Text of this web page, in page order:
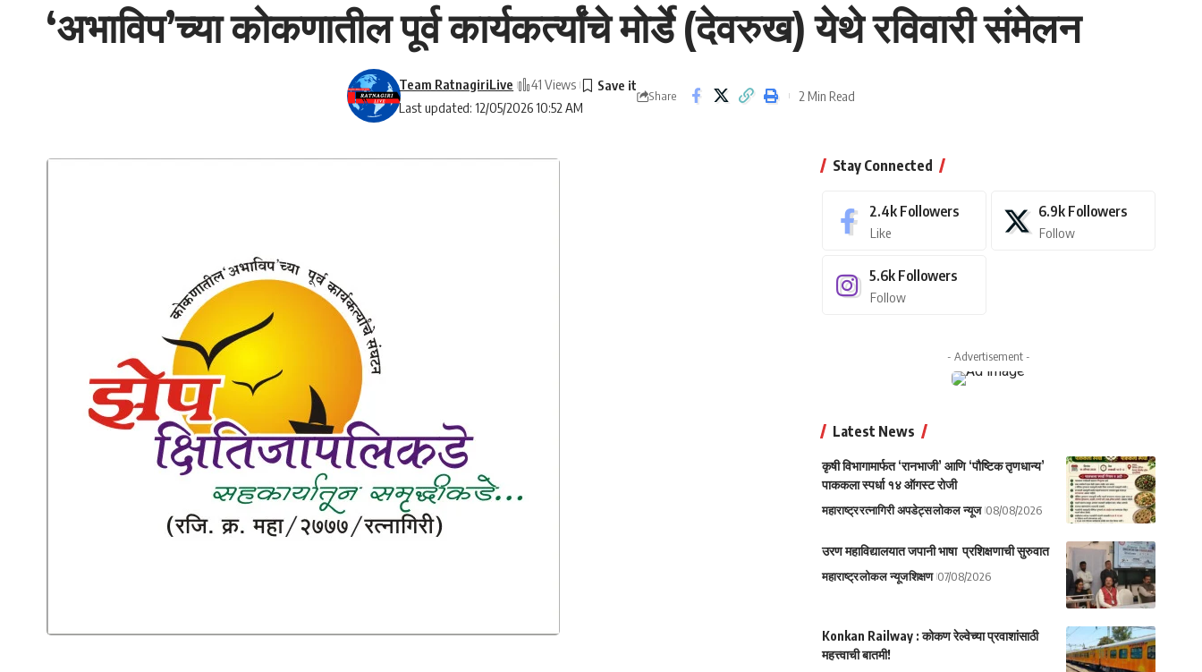
‘अभाविप’च्या कोकणातील पूर्व कार्यकर्त्यांचे मोर्डे (देवरुख) येथे रविवारी संमेलन
Last updated: 12/05/2026 10:52 AM
Team RatnagiriLive 41 Views
Share 2 Min Read
Stay Connected
2.4k Followers
Like
6.9k Followers
Follow
5.6k Followers
Follow
- Advertisement -
Latest News
कृषी विभागामार्फत ‘रानभाजी’ आणि ‘पौष्टिक तृणधान्य’
पाककला स्पर्धा १४ ऑगस्ट रोजी
महाराष्ट्ररत्नागिरी अपडेट्सलोकल न्यूज 08/08/2026
उरण महाविद्यालयात जपानी भाषा प्रशिक्षणाची सुरुवात
महाराष्ट्रलोकल न्यूजशिक्षण 07/08/2026
Konkan Railway : कोकण रेल्वेच्या प्रवाशांसाठी
महत्त्वाची बातमी!